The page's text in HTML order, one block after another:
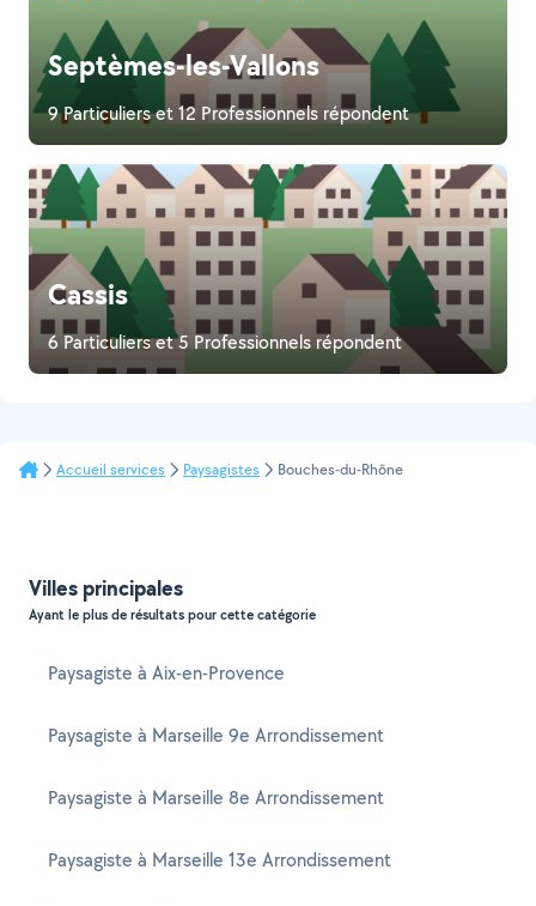
Septèmes-les-Vallons
9 Particuliers et 12 Professionnels répondent
Cassis
6 Particuliers et 5 Professionnels répondent
Accueil services Paysagistes Bouches-du-Rhône
Villes principales
Ayant le plus de résultats pour cette catégorie
Paysagiste à Aix-en-Provence
Paysagiste à Marseille 9e Arrondissement
Paysagiste à Marseille 8e Arrondissement
Paysagiste à Marseille 13e Arrondissement